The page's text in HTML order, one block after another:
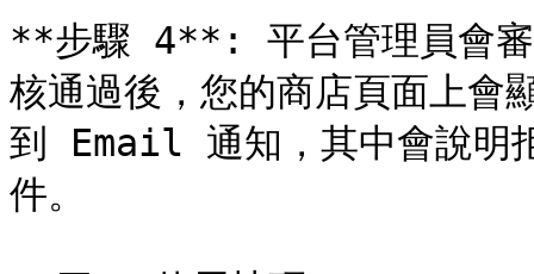
**步驟 4**: 平台管理員會審
核通過後，您的商店頁面上會
到 Email 通知，其中會說明
件。